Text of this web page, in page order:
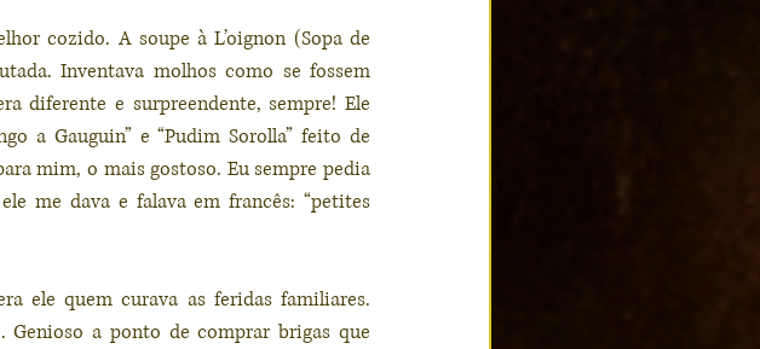
cozido. A soupe à L’oignon (Sopa de
Inventava molhos como se fossem
diferente e surpreendente, sempre! Ele
a Gauguin” e “Pudim Sorolla” feito de
mim, o mais gostoso. Eu sempre pedia
me dava e falava em francês: “petites
ele quem curava as feridas familiares.
a ponto de comprar brigas que